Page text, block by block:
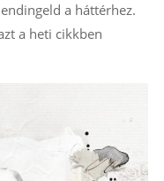
a háttérhez.
a heti cikkben